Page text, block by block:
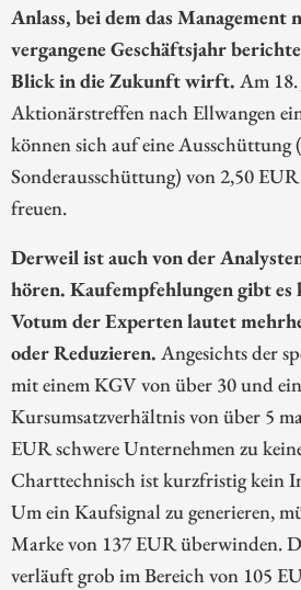
Anlass, bei dem das Management
vergangene Geschäftsjahr
Blick in die Zukunft wirft. Am
Aktionärstreffen nach Ellwangen
können sich auf eine Ausschüttung
Sonderausschüttung) von 2,50
freuen.
Derweil ist auch von der
hören. Kaufempfehlungen gibt es
Votum der Experten lautet
oder Reduzieren. Angesichts der
mit einem KGV von über 30 und
Kursumsatzverhältnis von über 5
EUR schwere Unternehmen zu
Charttechnisch ist kurzfristig kein
Um ein Kaufsignal zu generieren,
Marke von 137 EUR überwinden.
verläuft grob im Bereich von 105